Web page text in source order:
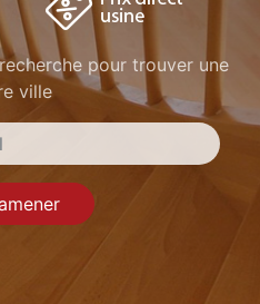
pour trouver une
ville